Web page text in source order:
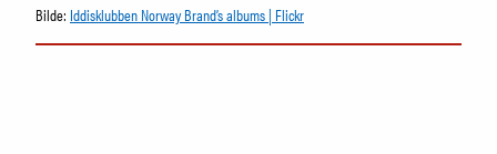
Bilde: Iddisklubben Norway Brand’s albums | Flickr